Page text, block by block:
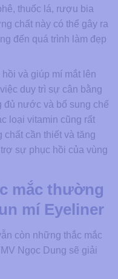
thuốc lá, rượu bia
chất này có thể gây ra
đến quá trình làm đẹp
và giúp mí mắt lên
duy trì sự cân bằng
đủ nước và bổ sung chế
loại vitamin cũng rất
cần thiết và tăng
sự phục hồi của vùng
mắc thường
mí Eyeliner
còn những thắc mắc
Ngọc Dung sẽ giải